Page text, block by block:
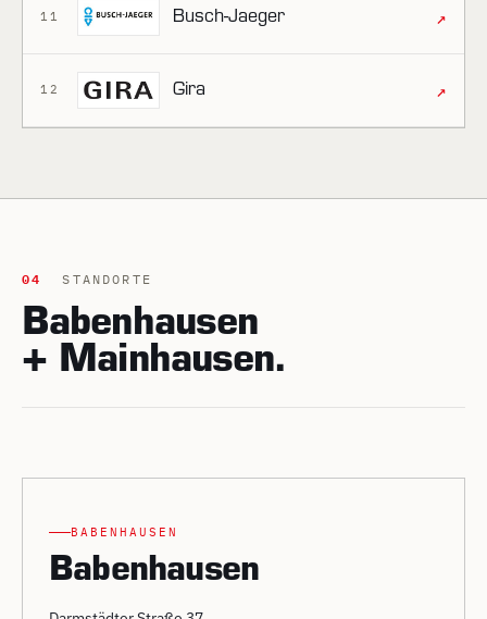
11 Busch-Jaeger ↗
12 Gira ↗
04 STANDORTE
Babenhausen
+ Mainhausen.
BABENHAUSEN
Babenhausen